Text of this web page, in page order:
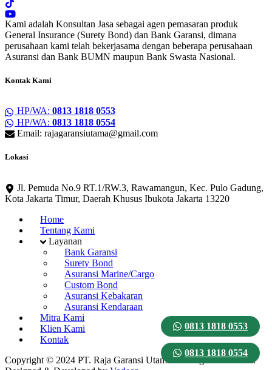
0813 1818 0553
0813 1818 0554
Kami adalah Konsultan Jasa sebagai agen pemasaran produk
General Insurance (Surety Bond) dan Bank Garansi, dimana
perusahaan kami telah bekerjasama dengan beberapa perusahaan
Asuransi dan Bank BUMN maupun Bank Swasta Nasional.
Kontak Kami
HP/WA: 0813 1818 0553
HP/WA: 0813 1818 0554
Email: rajagaransiutama@gmail.com
Lokasi
Jl. Pemuda No.9 RT.1/RW.3, Rawamangun, Kec. Pulo Gadung,
Kota Jakarta Timur, Daerah Khusus Ibukota Jakarta 13220
Home
Tentang Kami
Layanan
Bank Garansi
Surety Bond
Asuransi Marine/Cargo
Custom Bond
Asuransi Kebakaran
Asuransi Kendaraan
Mitra Kami
Klien Kami
Kontak
Copyright © 2024 PT. Raja Garansi Utama. All Rights Reserved.